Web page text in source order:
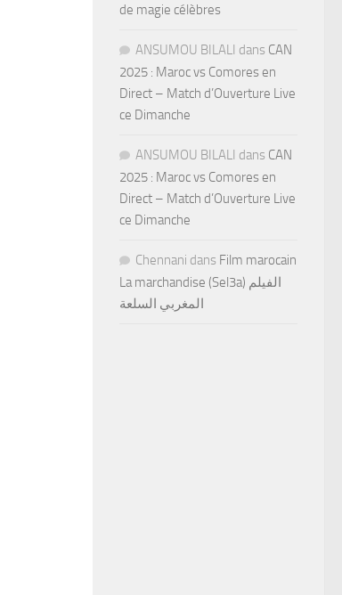
de magie célèbres
ANSUMOU BILALI dans CAN
2025 : Maroc vs Comores en
Direct – Match d’Ouverture Live
ce Dimanche
ANSUMOU BILALI dans CAN
2025 : Maroc vs Comores en
Direct – Match d’Ouverture Live
ce Dimanche
Chennani dans Film marocain
La marchandise (Sel3a) الفيلم
المغربي السلعة